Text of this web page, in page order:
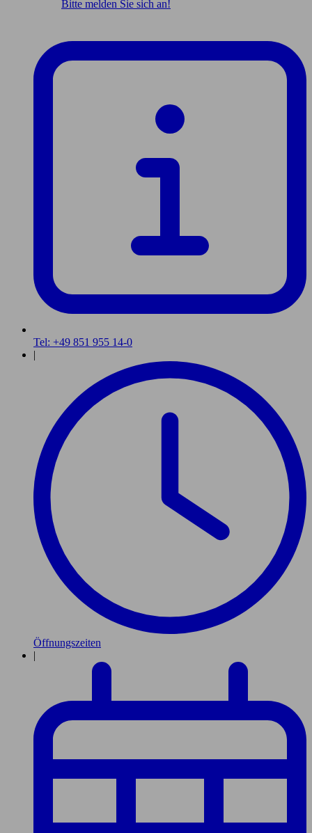
Bitte melden Sie sich an!
Tel: +49 851 955 14-0
|
Öffnungszeiten
|